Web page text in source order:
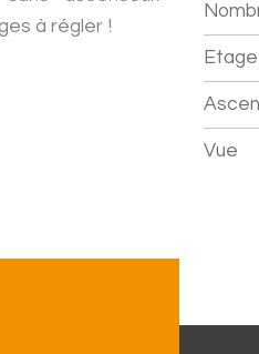
à régler !
Etage
Vue